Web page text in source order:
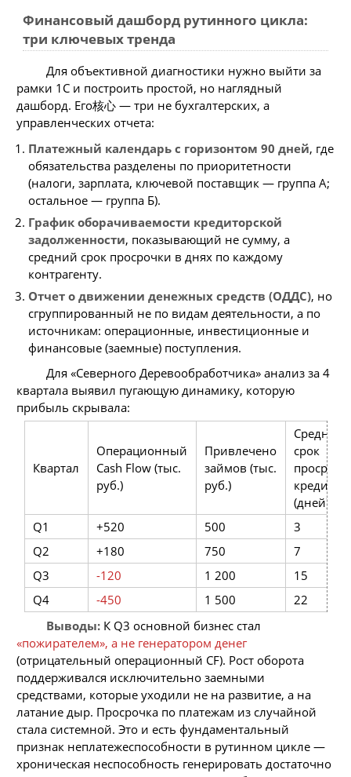
Финансовый дашборд рутинного цикла:
три ключевых тренда
Для объективной диагностики нужно выйти за
рамки 1С и построить простой, но наглядный
дашборд. Его核心 — три не бухгалтерских, а
управленческих отчета:
Платежный календарь с горизонтом 90 дней, где
обязательства разделены по приоритетности
(налоги, зарплата, ключевой поставщик — группа А;
остальное — группа Б).
График оборачиваемости кредиторской
задолженности, показывающий не сумму, а
средний срок просрочки в днях по каждому
контрагенту.
Отчет о движении денежных средств (ОДДС), но
сгруппированный не по видам деятельности, а по
источникам: операционные, инвестиционные и
финансовые (заемные) поступления.
Для «Северного Деревообработчика» анализ за 4
квартала выявил пугающую динамику, которую
прибыль скрывала:
Квартал
Операционный
Cash Flow (тыс.
руб.)
Привлечено
займов (тыс.
руб.)
Средний
срок
(дней)
Q1
+520 500
3
Q2
+180 750
7
Q3
-120 1 200
15
Q4
-450 1 500
22
Выводы:К Q3 основной бизнес стал
«пожирателем», а не генератором денег
(отрицательный операционный CF). Рост оборота
поддерживался исключительно заемными
средствами, которые уходили не на развитие, а на
латание дыр. Просрочка по платежам из случайной
стала системной. Это и есть фундаментальный
признак неплатежеспособности в рутинном цикле —
хроническая неспособность генерировать достаточно